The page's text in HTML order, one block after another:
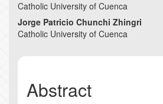
Catholic University of Cuenca
Jorge Patricio Chunchi Zhingri
Catholic University of Cuenca
Abstract